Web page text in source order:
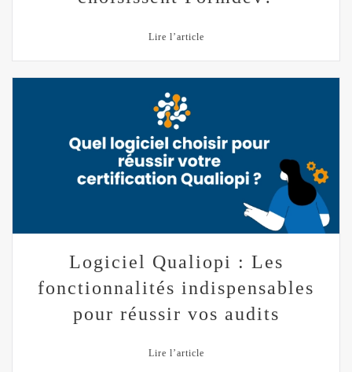
Lire l’article
Logiciel Qualiopi : Les
fonctionnalités indispensables
pour réussir vos audits
Lire l’article